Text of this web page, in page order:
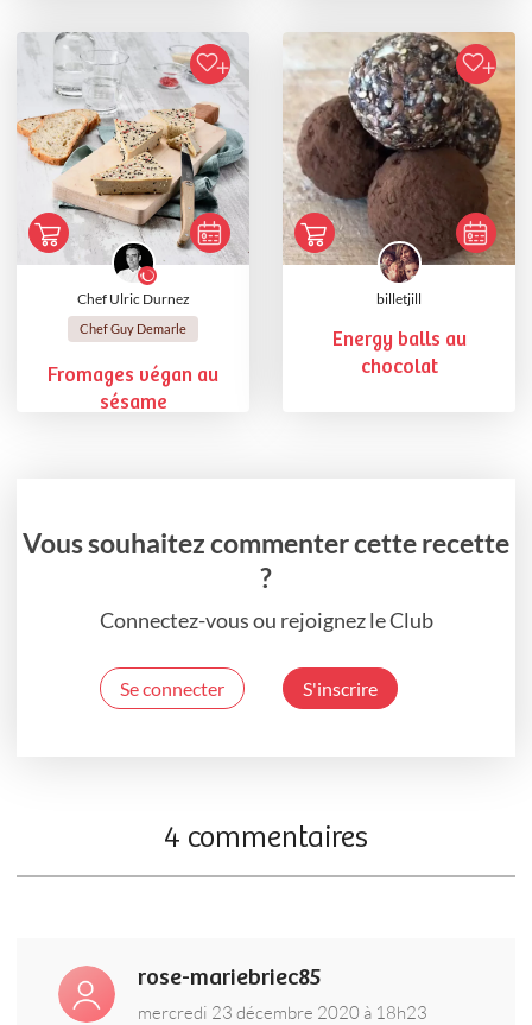
Chef Ulric Durnez
Chef Guy Demarle
Fromages végan au
sésame
billetjill
Energy balls au
chocolat
Vous souhaitez commenter cette recette
?
Connectez-vous ou rejoignez le Club
Se connecter S'inscrire
4 commentaires
rose-mariebriec85
mercredi 23 décembre 2020 à 18h23